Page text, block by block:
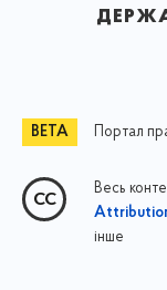
Портал
Весь
інше